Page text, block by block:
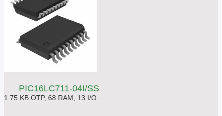
PIC16LC711-04I/SS
1.75 KB OTP, 68 RAM, 13 I/O..